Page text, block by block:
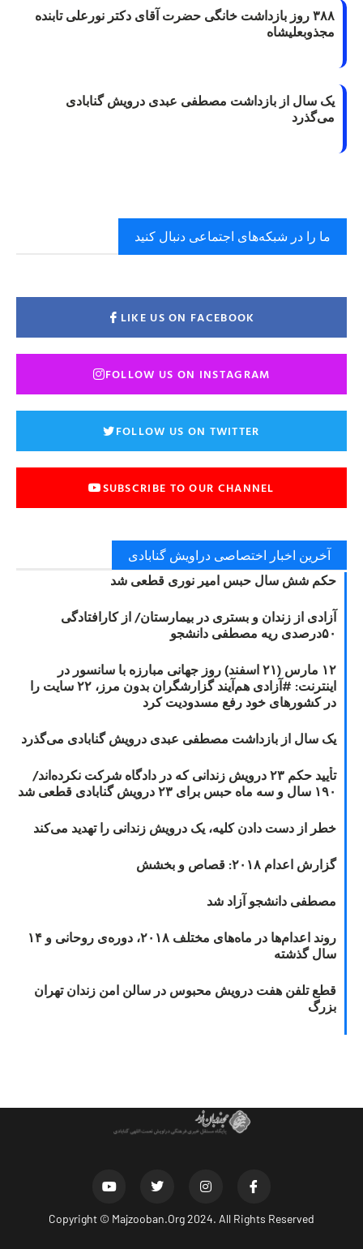
۳۸۸ روز بازداشت خانگی حضرت آقای دکتر نورعلی تابنده
مجذوبعلیشاه
یک سال از بازداشت مصطفی عبدی درویش گنابادی
می‌گذرد
ما را در شبکه‌های اجتماعی دنبال کنید
LIKE US ON FACEBOOK
FOLLOW US ON INSTAGRAM
FOLLOW US ON TWITTER
SUBSCRIBE TO OUR CHANNEL
آخرین اخبار اختصاصی دراویش گنابادی
حکم شش سال حبس امیر نوری قطعی شد
آزادی از زندان و بستری در بیمارستان/ از کارافتادگی
۵۰درصدی ریه مصطفی دانشجو
۱۲ مارس (۲۱ اسفند) روز جهانی مبارزه با سانسور در
اینترنت: #آزادی هم‌آیند گزارشگران‌ بدون مرز، ۲۲ سایت را
در کشورهای خود رفع مسدودیت کرد
یک سال از بازداشت مصطفی عبدی درویش گنابادی می‌گذرد
تأیید حکم ۲۳ درویش زندانی که در دادگاه شرکت نکرده‌اند/
۱۹۰ سال و سه ماه حبس برای ۲۳ درویش گنابادی قطعی شد
خطر از دست دادن کلیه، یک درویش زندانی را تهدید می‌کند
گزارش اعدام ۲۰۱۸: قصاص و بخشش
مصطفی دانشجو آزاد شد
روند اعدام‌ها در ماه‌های مختلف ۲۰۱۸، دوره‌ی روحانی و ۱۴
سال گذشته
قطع تلفن هفت درویش محبوس در سالن امن زندان تهران
بزرگ
Copyright © Majzooban.Org2024. All Rights Reserved